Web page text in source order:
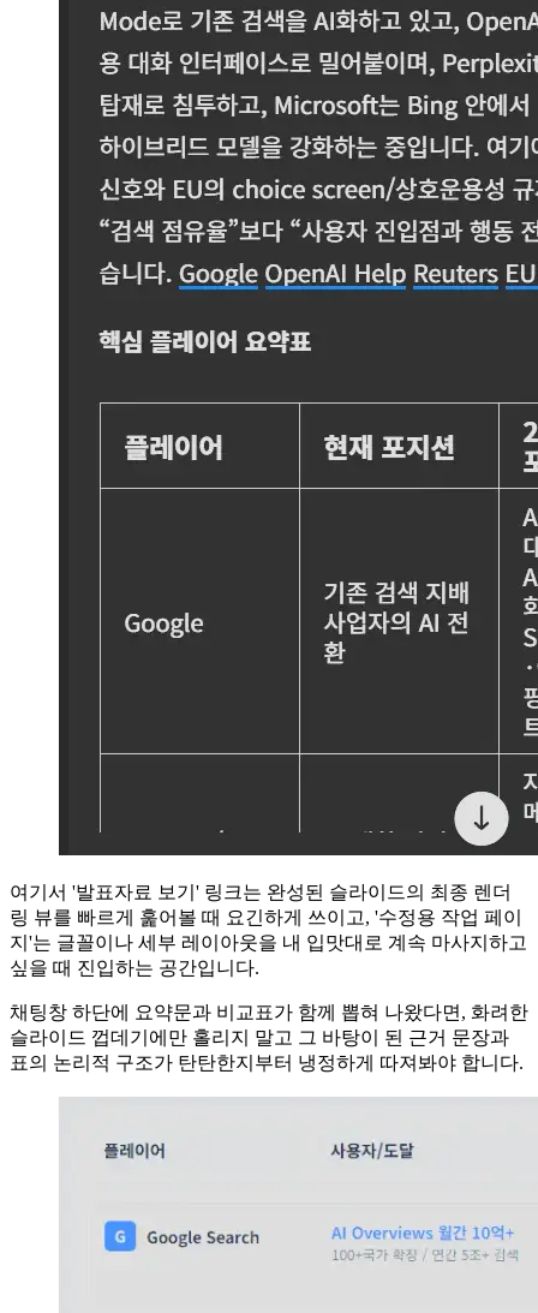
여기서 '발표자료 보기' 링크는 완성된 슬라이드의 최종 렌더
링 뷰를 빠르게 훑어볼 때 요긴하게 쓰이고, '수정용 작업 페이
지'는 글꼴이나 세부 레이아웃을 내 입맛대로 계속 마사지하고
싶을 때 진입하는 공간입니다.
채팅창 하단에 요약문과 비교표가 함께 뽑혀 나왔다면, 화려한
슬라이드 껍데기에만 홀리지 말고 그 바탕이 된 근거 문장과
표의 논리적 구조가 탄탄한지부터 냉정하게 따져봐야 합니다.